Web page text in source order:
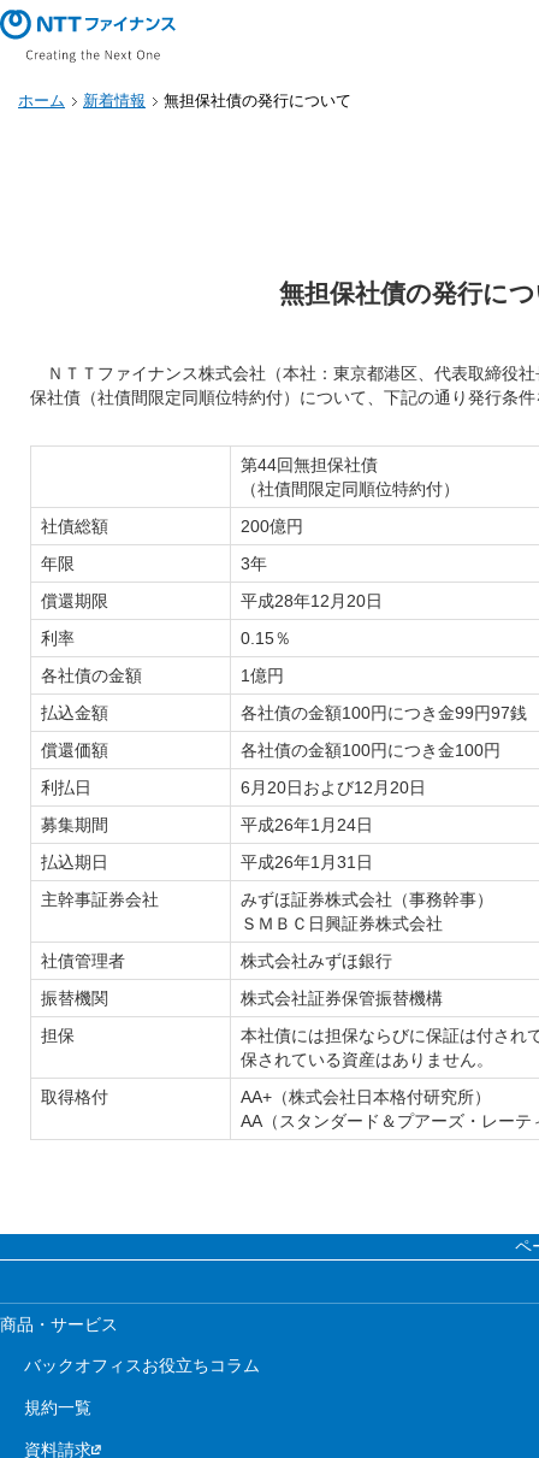
ホーム 新着情報 無担保社債の発行について
無担保社債の発行に
ＮＴＴファイナンス株式会社（本社：東京都港区、代表取締役
保社債（社債間限定同順位特約付）について、下記の通り発行条
第44回無担保社債
（社債間限定同順位特約付）
社債総額
200億円
年限
3年
償還期限
平成28年12月20日
利率
0.15％
各社債の金額
1億円
払込金額
各社債の金額100円につき金99円97銭
償還価額
各社債の金額100円につき金100円
利払日
6月20日および12月20日
募集期間
平成26年1月24日
払込期日
平成26年1月31日
主幹事証券会社
みずほ証券株式会社（事務幹事）
ＳＭＢＣ日興証券株式会社
社債管理者
株式会社みずほ銀行
振替機関
株式会社証券保管振替機構
担保
本社債には担保ならびに保証は付され
保されている資産はありません。
取得格付
AA+（株式会社日本格付研究所）
AA（スタンダード＆プアーズ・レー
ペ
商品・サービス
バックオフィスお役立ちコラム
規約一覧
資料請求